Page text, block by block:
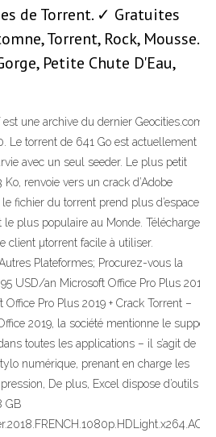
de Torrent. ✓ Gratuites
Torrent, Rock, Mousse.
Petite Chute D'Eau,
une archive du dernier Geocities.com,
Le torrent de 641 Go est actuellement en
avec un seul seeder. Le plus petit
renvoie vers un crack d’Adobe
fichier du torrent prend plus d’espace
plus populaire au Monde. Télécharger
client µtorrent facile à utiliser.
Plateformes; Procurez-vous la
USD/an Microsoft Office Pro Plus 2019
Office Pro Plus 2019 + Crack Torrent –
2019, la société mentionne le support
toutes les applications – il s’agit de
numérique, prenant en charge les
De plus, Excel dispose d’outils
GB